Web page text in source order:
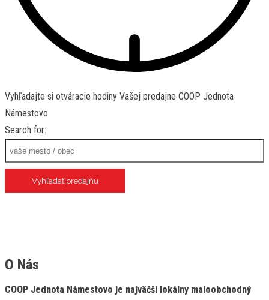
Vyhľadajte si otváracie hodiny Vašej predajne COOP Jednota
Námestovo
Search for:
O Nás
COOP Jednota Námestovo je najväčší lokálny maloobchodný